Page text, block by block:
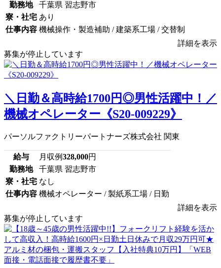
勤務地
千葉県 習志野市
寮・社宅 あり
仕事内容 機械操作・製造補助 / 建築系工場 / 交替制
詳細を表示
募集が停止しています
＼日勤＆高時給1700円◎男性活躍中！／
機械オペレーター《S20-009229》
パーソルファクトリーパートナーズ株式会社 関東
給与 月収例328,000円
勤務地
千葉県 習志野市
寮・社宅 なし
仕事内容 機械オペレーター / 製紙系工場 / 日勤
詳細を表示
募集が停止しています